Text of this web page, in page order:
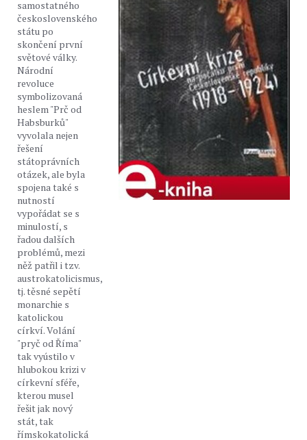
samostatného
československého
státu po
skončení první
světové války.
Národní
revoluce
symbolizovaná
heslem "Prč od
Habsburků"
vyvolala nejen
řešení
státoprávních
otázek, ale byla
spojena také s
nutností
vypořádat se s
minulostí, s
řadou dalších
problémů, mezi
něž patřil i tzv.
austrokatolicismus,
tj. těsné sepětí
monarchie s
katolickou
církví. Volání
"pryč od Říma"
tak vyústilo v
hlubokou krizi v
církevní sféře,
kterou musel
řešit jak nový
stát, tak
římskokatolická